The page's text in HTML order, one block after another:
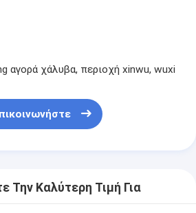
αγορά χάλυβα, περιοχή xinwu, wuxi
Την Καλύτερη Τιμή Για